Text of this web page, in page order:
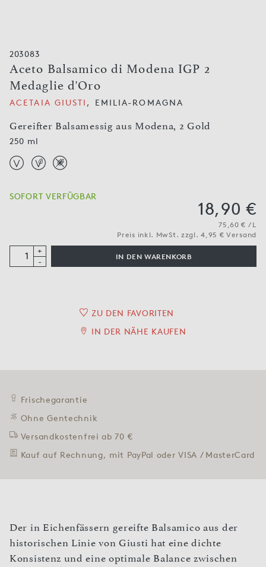
203083
Aceto Balsamico di Modena IGP 2
Medaglie d'Oro
Gereifter Balsamessig aus Modena, 2 Gold
ACETAIA GIUSTI , EMILIA-ROMAGNA
250 ml
SOFORT VERFÜGBAR
18,90 €
75,60 € / L
Preis inkl. MwSt. zzgl. 4,95 € Versand
+
-
IN DEN WARENKORB
ZU DEN FAVORITEN
IN DER NÄHE KAUFEN
Frischegarantie
Ohne Gentechnik
Versandkostenfrei ab 70 €
Kauf auf Rechnung, mit PayPal oder VISA / MasterCard
Der in Eichenfässern gereifte Balsamico aus der
historischen Linie von Giusti hat eine dichte
Konsistenz und eine optimale Balance zwischen